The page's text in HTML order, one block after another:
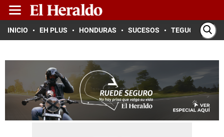
INICIO EH PLUS HONDURAS SUCESOS TEGUCIGALPA